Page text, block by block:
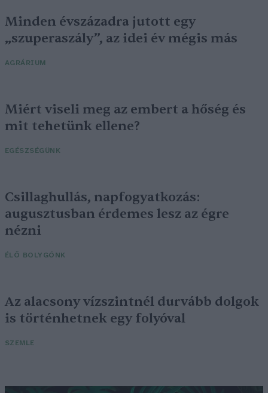
Minden évszázadra jutott egy
„szuperaszály”, az idei év mégis más
AGRÁRIUM
Miért viseli meg az embert a hőség és
mit tehetünk ellene?
EGÉSZSÉGÜNK
Csillaghullás, napfogyatkozás:
augusztusban érdemes lesz az égre
nézni
ÉLŐ BOLYGÓNK
Az alacsony vízszintnél durvább dolgok
is történhetnek egy folyóval
SZEMLE